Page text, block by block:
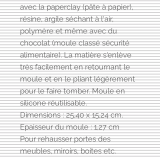
avec la paperclay (pâte à papier),
résine, argile séchant à l'air,
polymère et même avec du
chocolat (moule classé sécurité
alimentaire). La matière s'enlève
très facilement en retournant le
moule et en le pliant légèrement
pour le faire tomber. Moule en
silicone réutilisable.
Dimensions : 25,40 x 15,24 cm.
Epaisseur du moule : 1,27 cm
Pour rehausser portes des
meubles, miroirs, boites etc.